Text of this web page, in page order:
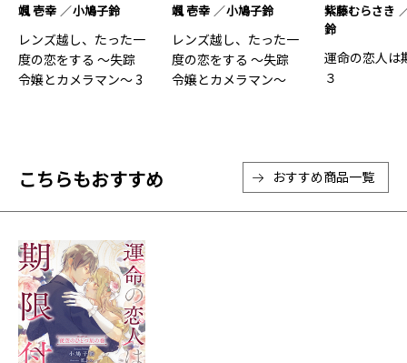
颯 壱幸 小鳩子鈴
レンズ越し、たった一
度の恋をする ～失踪
令嬢とカメラマン～ 3
颯 壱幸 小鳩子鈴
レンズ越し、たった一
度の恋をする ～失踪
令嬢とカメラマン～
紫藤むらさき
鈴
運命の恋人は
３
こちらもおすすめ おすすめ商品一覧